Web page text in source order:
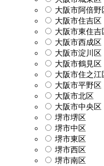
大阪市阿倍野
大阪市住吉区
大阪市東住吉
大阪市西成区
大阪市淀川区
大阪市鶴見区
大阪市住之江
大阪市平野区
大阪市北区
大阪市中央区
堺市堺区
堺市中区
堺市東区
堺市西区
堺市南区